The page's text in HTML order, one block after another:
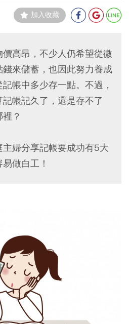
加入收藏
高昂，不少人仍希望從微
來儲蓄，也因此努力養成
帳中多少存一點。不過，
帳記久了，還是存不了
？
婦分享記帳要成功有5大
做白工！